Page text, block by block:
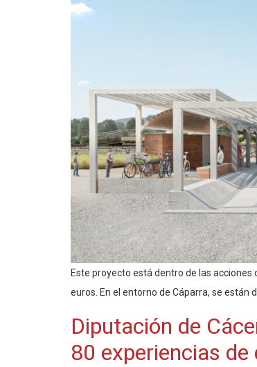
Este proyecto está dentro de las
euros. En el entorno de Cáparra, se están
Diputación de
80 experiencias